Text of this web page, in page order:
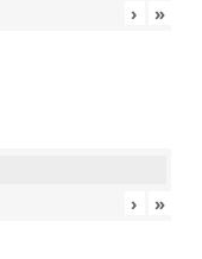
› »
› »